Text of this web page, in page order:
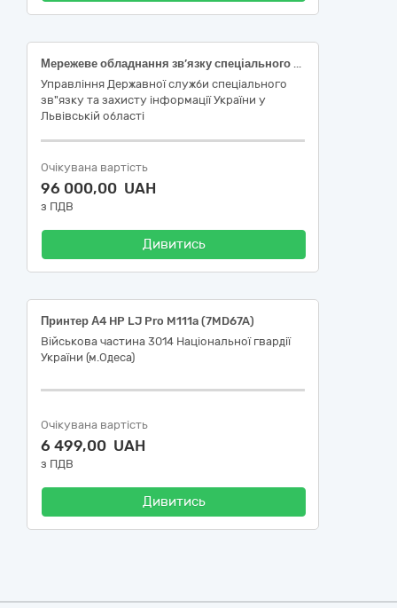
Мережеве обладнання зв’язку спеціального призначення для потреб зв’язку спеціального призначення
Управління Державної служби спеціального
зв"язку та захисту інформації України у
Львівській області
Очікувана вартість
96 000,00 UAH
з ПДВ
Дивитись
Принтер А4 HP LJ Pro M111a (7MD67A)
Військова частина 3014 Національної гвардії
України (м.Одеса)
Очікувана вартість
6 499,00 UAH
з ПДВ
Дивитись